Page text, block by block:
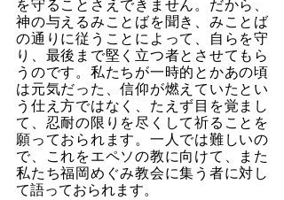
を守ることさえできません。だから、
神の与えるみことばを聞き、みことば
の通りに従うことによって、自らを守
り、最後まで堅く立つ者とさせてもら
うのです。私たちが一時的とかあの頃
は元気だった、信仰が燃えていたとい
う仕え方ではなく、たえず目を覚まし
て、忍耐の限りを尽くして祈ることを
願っておられます。一人では難しいの
で、これをエペソの教に向けて、また
私たち福岡めぐみ教会に集う者に対し
て語っておられます。